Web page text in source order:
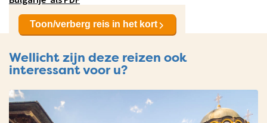
Toon/verberg reis in het kort
Wellicht zijn deze reizen ook
interessant voor u?